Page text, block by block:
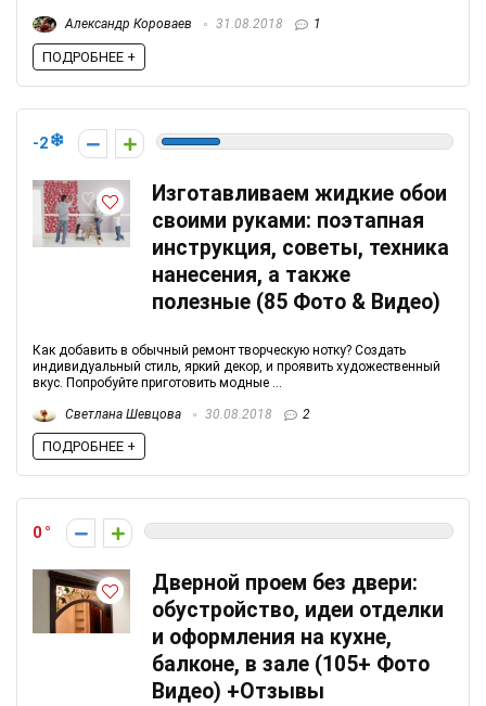
Александр Короваев 31.08.2018 1
ПОДРОБНЕЕ +
-2
Изготавливаем жидкие обои
своими руками: поэтапная
инструкция, советы, техника
нанесения, а также
полезные (85 Фото & Видео)
Как добавить в обычный ремонт творческую нотку? Создать
индивидуальный стиль, яркий декор, и проявить художественный
вкус. Попробуйте приготовить модные ...
Светлана Шевцова 30.08.2018 2
ПОДРОБНЕЕ +
0
Дверной проем без двери:
обустройство, идеи отделки
и оформления на кухне,
балконе, в зале (105+ Фото
Видео) +Отзывы